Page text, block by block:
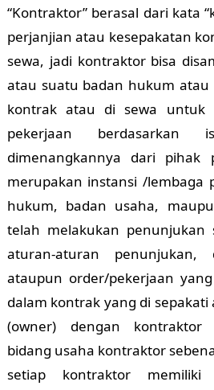
“Kontraktor” berasal dari kata
perjanjian atau kesepakatan
sewa, jadi kontraktor bisa
atau suatu badan hukum atau
kontrak atau di sewa untuk
pekerjaan
dimenangkannya dari pihak
merupakan instansi /lembaga
hukum, badan usaha,
telah melakukan penunjukan
aturan-aturan
ataupun order/pekerjaan
dalam kontrak yang di
(owner) dengan kontraktor
bidang usaha kontraktor
setiap kontraktor